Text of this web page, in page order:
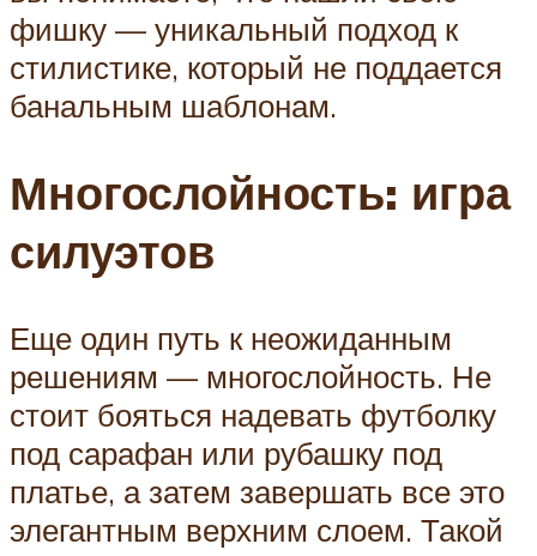
фишку — уникальный подход к
стилистике, который не поддается
банальным шаблонам.
Многослойность: игра
силуэтов
Еще один путь к неожиданным
решениям — многослойность. Не
стоит бояться надевать футболку
под сарафан или рубашку под
платье, а затем завершать все это
элегантным верхним слоем. Такой